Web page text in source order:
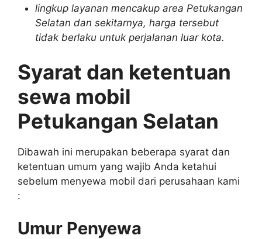
lingkup layanan mencakup area Petukangan
Selatan dan sekitarnya, harga tersebut
tidak berlaku untuk perjalanan luar kota.
Syarat dan ketentuan
sewa mobil
Petukangan Selatan
Dibawah ini merupakan beberapa syarat dan
ketentuan umum yang wajib Anda ketahui
sebelum menyewa mobil dari perusahaan kami
:
Umur Penyewa